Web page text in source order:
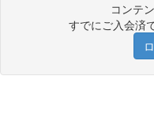
コンテ
すでにご入会済